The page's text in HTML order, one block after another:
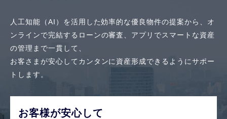
人工知能（AI）を活用した効率的な優良物件の提案から、 オ
ンラインで完結するローンの審査、アプリでスマートな資産
の管理まで一貫して、
お客さまが安心してカンタンに資産形成できるようにサポー
トします。
お客様が安心して